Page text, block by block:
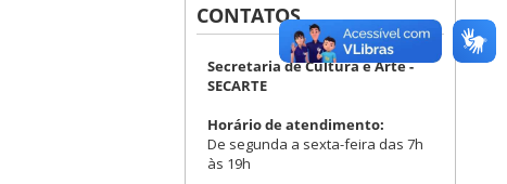
CONTATOS
Secretaria de Cultura e Arte -
SECARTE
Horário de atendimento:
De segunda a sexta-feira das 7h
às 19h